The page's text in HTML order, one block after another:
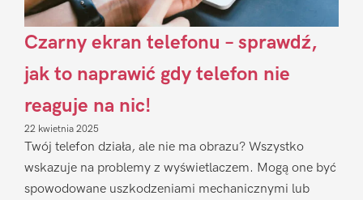
Czarny ekran telefonu – sprawdź,
jak to naprawić gdy telefon nie
reaguje na nic!
22 kwietnia 2025
Twój telefon działa, ale nie ma obrazu? Wszystko
wskazuje na problemy z wyświetlaczem. Mogą one być
spowodowane uszkodzeniami mechanicznymi lub